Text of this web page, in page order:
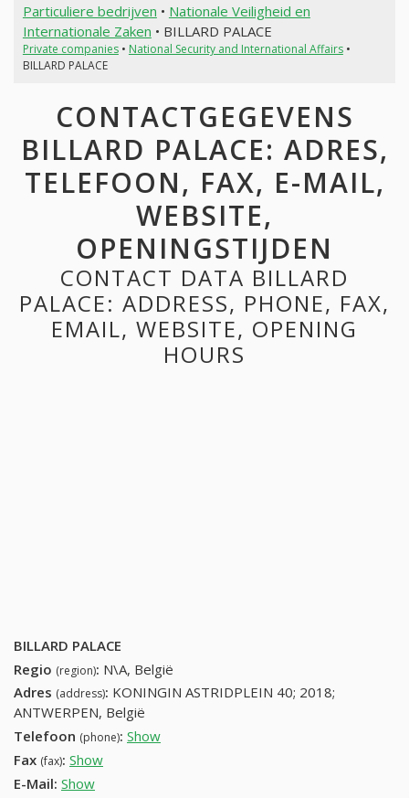
Particuliere bedrijven • Nationale Veiligheid en
Internationale Zaken • BILLARD PALACE
Private companies• National Security and International Affairs•
BILLARD PALACE
CONTACTGEGEVENS
BILLARD PALACE: ADRES,
TELEFOON, FAX, E-MAIL,
WEBSITE,
OPENINGSTIJDEN
CONTACT DATA BILLARD
PALACE: ADDRESS, PHONE, FAX,
EMAIL, WEBSITE, OPENING
HOURS
BILLARD PALACE
Regio (region): N\A, België
Adres (address): KONINGIN ASTRIDPLEIN 40; 2018;
ANTWERPEN, België
Telefoon (phone): Show
Fax (fax): Show
E-Mail: Show